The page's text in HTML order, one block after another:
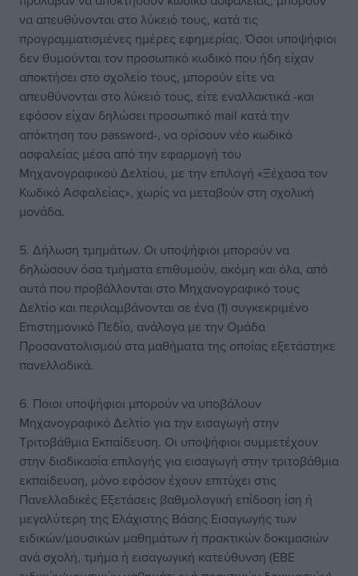
να απευθύνονται στο λύκειό τους, κατά τις
προγραμματισμένες ημέρες εφημερίας. Όσοι υποψήφιοι
δεν θυμούνται τον προσωπικό κωδικό που ήδη είχαν
αποκτήσει στο σχολείο τους, μπορούν είτε να
απευθύνονται στο λύκειό τους, είτε εναλλακτικά -και
εφόσον είχαν δηλώσει προσωπικό mail κατά την
απόκτηση του password-, να ορίσουν νέο κωδικό
ασφαλείας μέσα από την εφαρμογή του
Μηχανογραφικού Δελτίου, με την επιλογή «Ξέχασα τον
Κωδικό Ασφαλείας», χωρίς να μεταβούν στη σχολική
μονάδα.
5. Δήλωση τμημάτων. Οι υποψήφιοι μπορούν να
δηλώσουν όσα τμήματα επιθυμούν, ακόμη και όλα, από
αυτά που προβάλλονται στο Μηχανογραφικό τους
Δελτίο και περιλαμβάνονται σε ένα (1) συγκεκριμένο
Επιστημονικό Πεδίο, ανάλογα με την Ομάδα
Προσανατολισμού στα μαθήματα της οποίας εξετάστηκε
πανελλαδικά.
6. Ποιοι υποψήφιοι μπορούν να υποβάλουν
Μηχανογραφικό Δελτίο για την εισαγωγή στην
Τριτοβάθμια Εκπαίδευση. Οι υποψήφιοι συμμετέχουν
στην διαδικασία επιλογής για εισαγωγή στην τριτοβάθμια
εκπαίδευση, μόνο εφόσον έχουν επιτύχει στις
Πανελλαδικές Εξετάσεις βαθμολογική επίδοση ίση ή
μεγαλύτερη της Ελάχιστης Βάσης Εισαγωγής των
ειδικών/μουσικών μαθημάτων ή πρακτικών δοκιμασιών
ανά σχολή, τμήμα ή εισαγωγική κατεύθυνση (ΕΒΕ